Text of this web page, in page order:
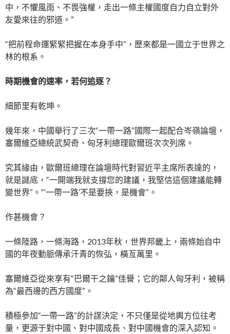
中，不懼風雨、不畏強權，走出一條主權國度自力自立對外
友愛來往的邪道。”
“把前程命運緊緊把握在本身手中”，歷來都是一國立于世界之
林的根系。
時期機會的速率，若何追逐？
細節里有乾坤。
幾年來，中國舉行了三次“一帶一路”國際一起配合岑嶺論壇，
塞爾維亞總統武契奇、匈牙利總理歐爾班次次列席。
究其緣由，歐爾班總理在論壇時代對習近平主席所表達的，
就是謎底，“一開端我就支撐您的建議，我堅信這個建議能轉
變世界”。“‘一帶一路’不是要挾，是機會”。
作甚機會？
一條陸路，一條海路，2013年秋，世界邦畿上，兩條始自中
國的年夜動脈傳承汗青的恢弘，橫亙萬里。
塞爾維亞從來享有“巴爾干之鑰”佳譽；它的鄰人匈牙利，被稱
為“最西邊的西方國度”。
積極參加“一帶一路”的計謀決定，不只僅是從地輿方位往考
量，更源于對中國、對中國成長、對中國機會的深入認知。